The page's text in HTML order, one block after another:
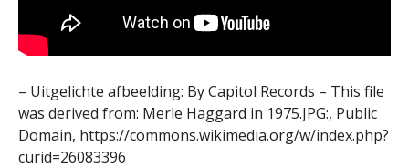
– Uitgelichte afbeelding: By Capitol Records – This file
was derived from: Merle Haggard in 1975.JPG:, Public
Domain, https://commons.wikimedia.org/w/index.php?
curid=26083396